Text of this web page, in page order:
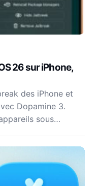
26 sur iPhone,
des iPhone et
Dopamine 3.
sous…